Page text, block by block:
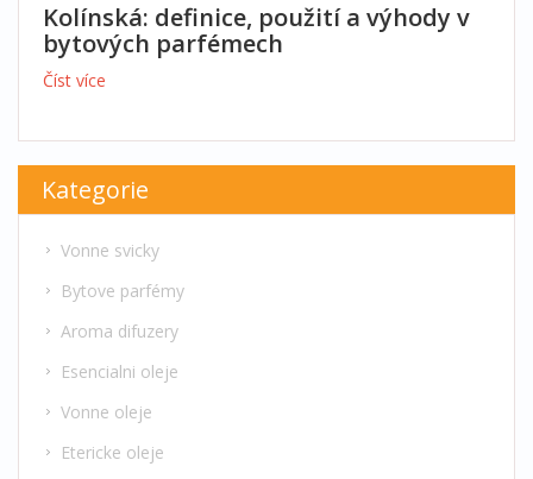
Kolínská: definice, použití a výhody v
bytových parfémech
Číst více
Kategorie
Vonne svicky
Bytove parfémy
Aroma difuzery
Esencialni oleje
Vonne oleje
Etericke oleje